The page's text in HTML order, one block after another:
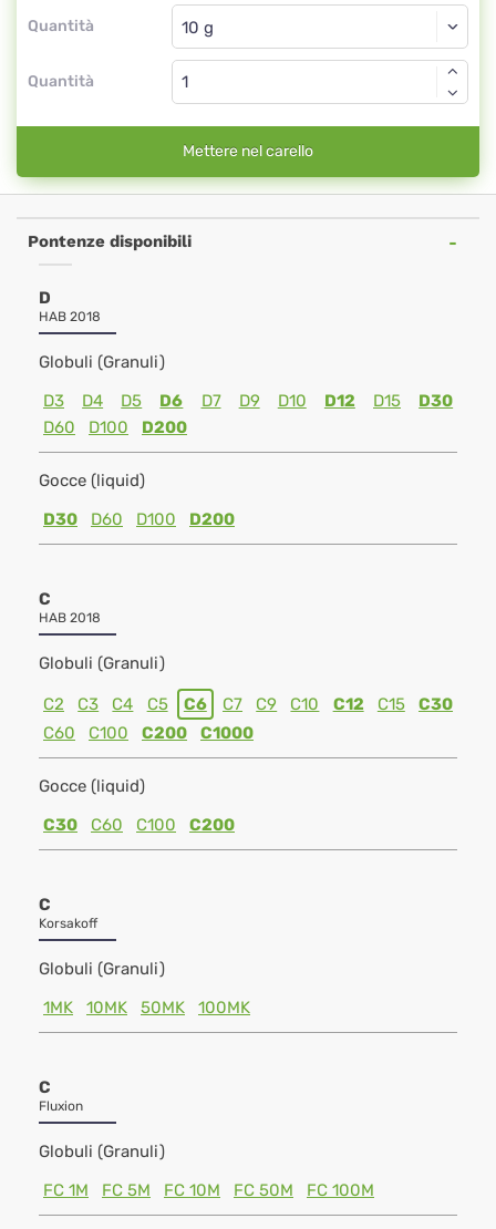
Quantità
Globuli
Quantità
Mettere nel carello
Pontenze disponibili
D
HAB 2018
Globuli (Granuli)
D3
D4 D5 D6 D7 D9 D10 D12 D15
D30
D60
D100 D200
Gocce (liquid)
D30
D60 D100 D200
C
HAB 2018
Globuli (Granuli)
C2 C3 C4 C5 C6 C7 C9 C10 C12 C15
C30
C60
C100 C200 C1000
Gocce (liquid)
C30
C60 C100 C200
C
Korsakoff
Globuli (Granuli)
1MK
10MK 50MK 100MK
C
Fluxion
Globuli (Granuli)
FC 1M
FC 5M FC 10M FC 50M FC 100M